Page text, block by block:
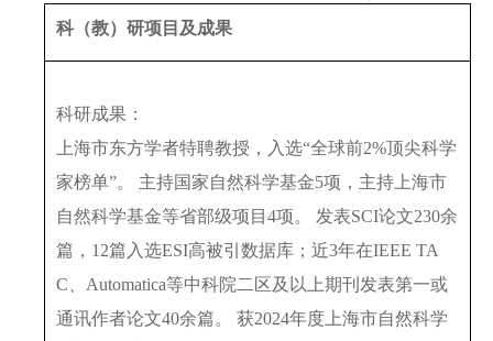
科（教）研项目及成果
科研成果：
上海市东方学者特聘教授，入选“全球前2%顶尖科学
家榜单”。 主持国家自然科学基金5项，主持上海市
自然科学基金等省部级项目4项。 发表SCI论文230余
篇，12篇入选ESI高被引数据库；近3年在IEEE TA
C、Automatica等中科院二区及以上期刊发表第一或
通讯作者论文40余篇。 获2024年度上海市自然科学